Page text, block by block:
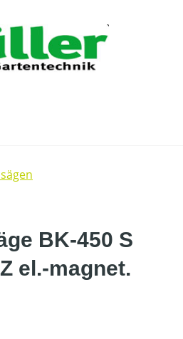
BK-450 S
el.-magnet.